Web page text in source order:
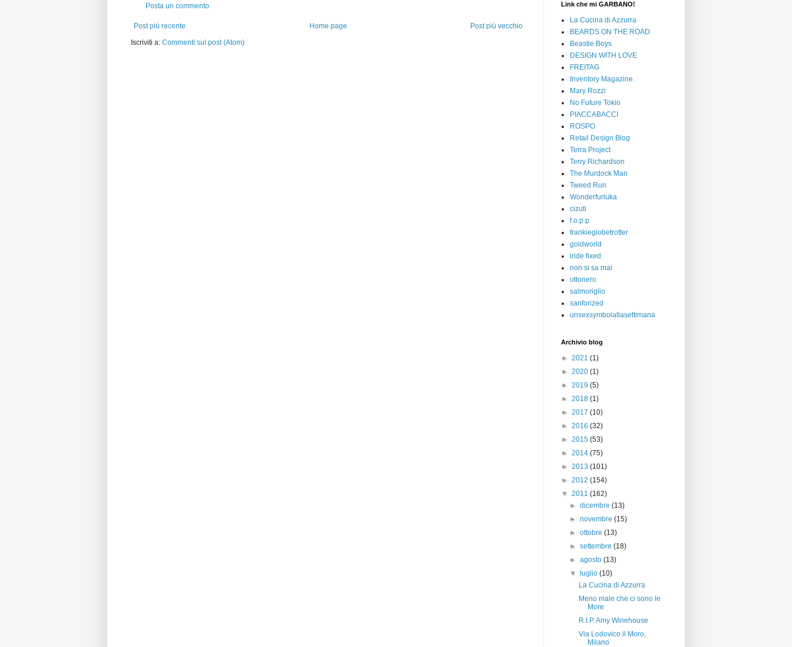
Posta un commento
Post più recente Post più vecchio
Home page
Iscriviti a: Commenti sul post (Atom)
Link che mi GARBANO!
La Cucina di Azzurra
BEARDS ON THE ROAD
Beastie Boys
DESIGN WITH LOVE
FREITAG
Inventory Magazine.
Mary Rozzi
No Future Tokio
PIACCABACCI
ROSPO
Retail Design Blog
Terra Project
Terry Richardson
The Murdock Man
Tweed Run
Wonderfurluka
cizuti
f.o.p.p
frankieglobetrotter
goldworld
iride fixed
non si sa mai
ottonero
salmoriglio
sanforized
unsexsymbolallasettimana
Archivio blog
► 2021 (1)
► 2020 (1)
► 2019 (5)
► 2018 (1)
► 2017 (10)
► 2016 (32)
► 2015 (53)
► 2014 (75)
► 2013 (101)
► 2012 (154)
▼ 2011 (162)
►dicembre(13)
►novembre(15)
►ottobre(13)
►settembre(18)
►agosto(13)
▼
luglio(10)
La Cucina di Azzurra
Meno male che ci sono le
More
R.I.P. Amy Winehouse
Via Lodovico il Moro,
Milano